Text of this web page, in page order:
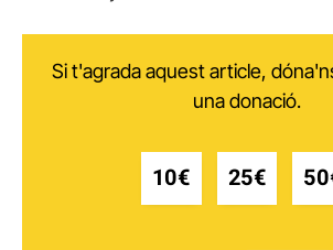
Si t'agrada aquest article,
una donació.
10€ 25€